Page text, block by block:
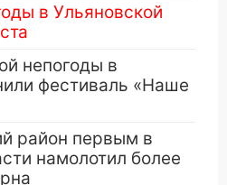
в Ульяновской
непогоды в
фестиваль «Наше
район первым в
намолотил более